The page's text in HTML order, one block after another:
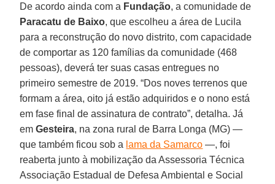
De acordo ainda com a Fundação, a comunidade de
Paracatu de Baixo, que escolheu a área de Lucila
para a reconstrução do novo distrito, com capacidade
de comportar as 120 famílias da comunidade (468
pessoas), deverá ter suas casas entregues no
primeiro semestre de 2019. “Dos noves terrenos que
formam a área, oito já estão adquiridos e o nono está
em fase final de assinatura de contrato”, detalha. Já
emGesteira, na zona rural de Barra Longa (MG) —
que também ficou sob a lama da Samarco —, foi
reaberta junto à mobilização da Assessoria Técnica
Associação Estadual de Defesa Ambiental e Social